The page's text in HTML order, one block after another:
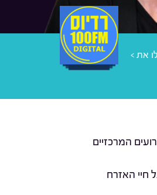
את >
המרכזיים
חיי האזרח